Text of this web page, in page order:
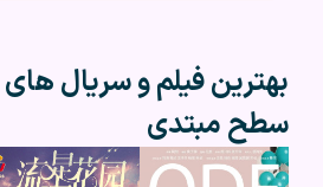
بهترین فیلم و سریال‌
سطح مبتدی